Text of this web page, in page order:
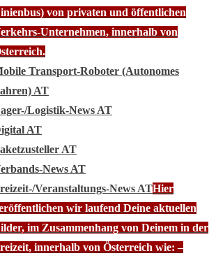
von privaten und öffentlichen
Unternehmen, innerhalb von
Transport-Roboter (Autonomes
AT
Logistik-News AT
AT
AT
News AT
Veranstaltungs-News ATHier
wir laufend Deine aktuellen
im Zusammenhang von Deinem in der
innerhalb von Österreich wie: –